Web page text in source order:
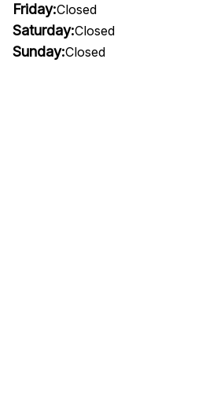
Friday:Closed
Saturday:Closed
Sunday:Closed